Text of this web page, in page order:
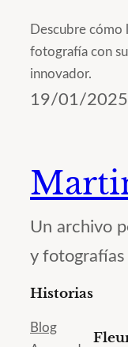
Descubre
fotografía con
innovador.
19/01/2025
Un archivo
y fotografías
Historias
Blog